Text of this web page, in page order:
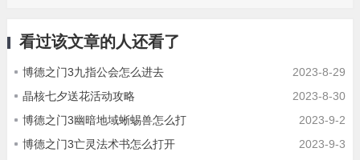
看过该文章的人还看了
2023-8-29
博德之门3九指公会怎么进去
2023-8-30
晶核七夕送花活动攻略
2023-9-2
博德之门3幽暗地域蜥蜴兽怎么打
2023-9-3
博德之门3亡灵法术书怎么打开